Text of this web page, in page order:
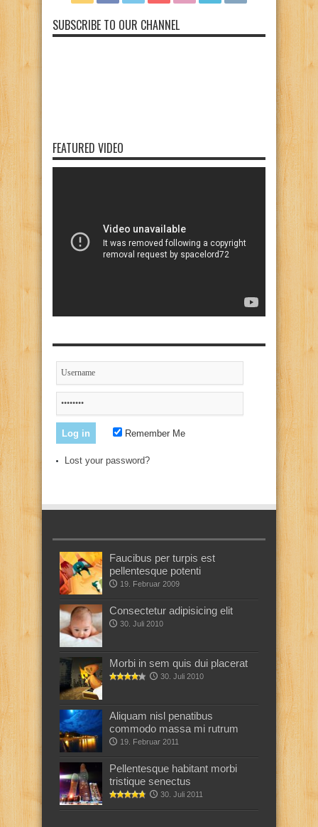
SUBSCRIBE TO OUR CHANNEL
FEATURED VIDEO
Remember Me
Lost your password?
Faucibus per turpis est
pellentesque potenti
19. Februar 2009
Consectetur adipisicing elit
30. Juli 2010
Morbi in sem quis dui placerat
30. Juli 2010
Aliquam nisl penatibus
commodo massa mi rutrum
19. Februar 2011
Pellentesque habitant morbi
tristique senectus
30. Juli 2011